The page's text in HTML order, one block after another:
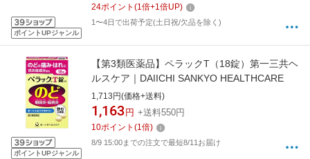
ポイントUPジャンル
24ポイント (1倍+1倍UP)
1〜4日で出荷予定(土日祝/欠品を除く)
ポイントUPジャンル
【第3類医薬品】ペラックT（18錠）第一三共ヘ
ルスケア｜DAIICHI SANKYO HEALTHCARE
1,713円(価格+送料)
1,163 円 +送料550円
10ポイント (1倍)
8/9 15:00までの注文で最短8/11お届け